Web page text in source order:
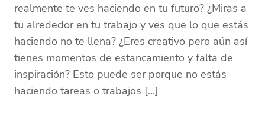
realmente te ves haciendo en tu futuro? ¿Miras a
tu alrededor en tu trabajo y ves que lo que estás
haciendo no te llena? ¿Eres creativo pero aún así
tienes momentos de estancamiento y falta de
inspiración? Esto puede ser porque no estás
haciendo tareas o trabajos […]